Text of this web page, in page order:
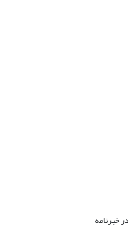
خبرنامه